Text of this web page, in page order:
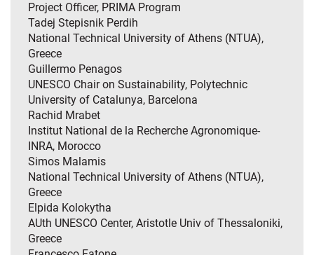
Project Officer, PRIMA Program
Tadej Stepisnik Perdih
National Technical University of Athens (NTUA),
Greece
Guillermo Penagos
UNESCO Chair on Sustainability, Polytechnic
University of Catalunya, Barcelona
Rachid Mrabet
Institut National de la Recherche Agronomique-
INRA, Morocco
Simos Malamis
National Technical University of Athens (NTUA),
Greece
Elpida Kolokytha
AUth UNESCO Center, Aristotle Univ of Thessaloniki,
Greece